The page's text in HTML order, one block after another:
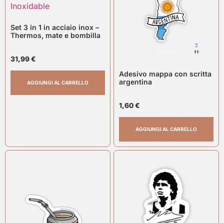
Set 3 in 1 in acciaio inox –
Thermos, mate e bombilla
31,99€
AGGIUNGI AL CARRELLO
Adesivo mappa con scritta
argentina
1,60€
AGGIUNGI AL CARRELLO